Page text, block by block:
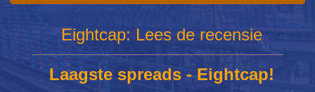
Eightcap: Lees de recensie
Laagste spreads - Eightcap!